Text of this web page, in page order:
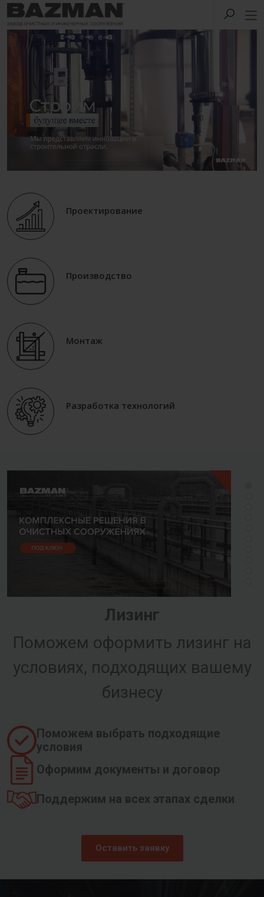
Проектирование
Производство
Монтаж
Разработка технологий
Лизинг
Поможем оформить лизинг на
условиях, подходящих вашему
бизнесу
Поможем выбрать подходящие
условия
Оформим документы и договор
Поддержим на всех этапах сделки
Оставить заявку